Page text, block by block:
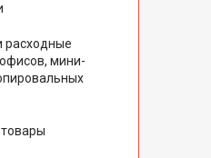
расходные
мини-